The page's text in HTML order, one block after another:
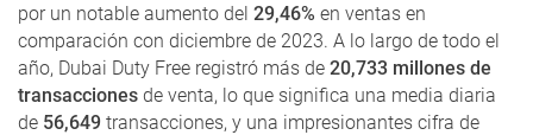
por un notable aumento del 29,46% en ventas en
comparación con diciembre de 2023. A lo largo de todo el
año, Dubai Duty Free registró más de 20,733 millones de
transacciones de venta, lo que significa una media diaria
de 56,649 transacciones, y una impresionantes cifra de